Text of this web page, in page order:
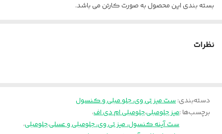
بسته بندی
بسته بندی این محصول به صورت کارتن می باشد.
نظرات
دسته‌بندی:ست میز تی وی، جلو مبلی و کنسول
برچسب‌ها :میز جلومبلی،جلومبلی ام دی اف،
ست آینه کنسول، میز تی وی، جلومبلی و عسلی،جلومبلی،